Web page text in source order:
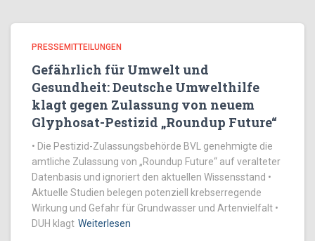
PRESSEMITTEILUNGEN
Gefährlich für Umwelt und
Gesundheit: Deutsche Umwelthilfe
klagt gegen Zulassung von neuem
Glyphosat-Pestizid „Roundup Future“
• Die Pestizid-Zulassungsbehörde BVL genehmigte die
amtliche Zulassung von „Roundup Future“ auf veralteter
Datenbasis und ignoriert den aktuellen Wissensstand •
Aktuelle Studien belegen potenziell krebserregende
Wirkung und Gefahr für Grundwasser und Artenvielfalt •
DUH klagt Weiterlesen